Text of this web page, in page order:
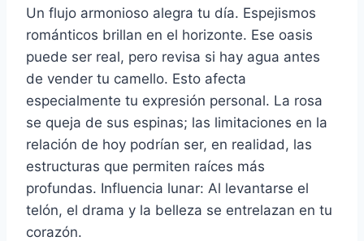
Un flujo armonioso alegra tu día. Espejismos
románticos brillan en el horizonte. Ese oasis
puede ser real, pero revisa si hay agua antes
de vender tu camello. Esto afecta
especialmente tu expresión personal. La rosa
se queja de sus espinas; las limitaciones en la
relación de hoy podrían ser, en realidad, las
estructuras que permiten raíces más
profundas. Influencia lunar: Al levantarse el
telón, el drama y la belleza se entrelazan en tu
corazón.